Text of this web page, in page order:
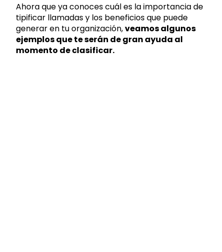
Ahora que ya conoces cuál es la importancia de
tipificar llamadas y los beneficios que puede
generar en tu organización,veamos algunos
ejemplos que te serán de gran ayuda al
momento de clasificar.